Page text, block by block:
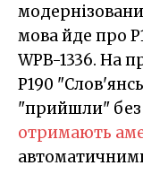
мова йде про
WPB-1336. На
P190
"прийшли" без
отримають